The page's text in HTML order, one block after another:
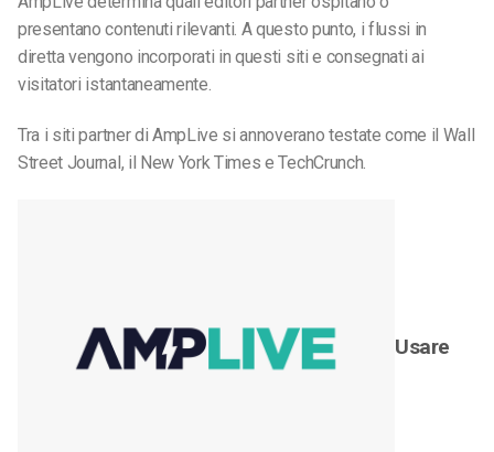
presentano contenuti rilevanti. A questo punto, i flussi in
diretta vengono incorporati in questi siti e consegnati ai
visitatori istantaneamente.
Tra i siti partner di AmpLive si annoverano testate come il Wall
Street Journal, il New York Times e TechCrunch.
Usare